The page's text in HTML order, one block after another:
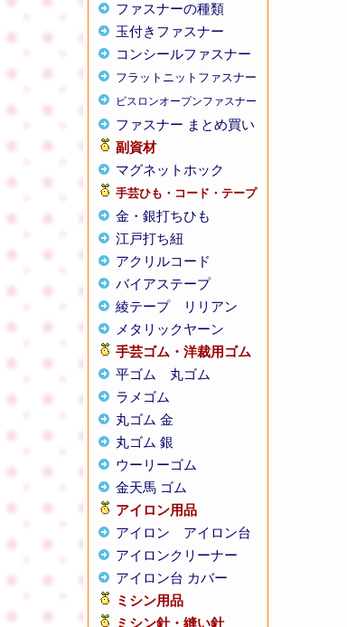
ファスナーの種類
玉付きファスナー
コンシールファスナー
フラットニットファスナー
ビスロンオープンファスナー
ファスナー まとめ買い
副資材
マグネットホック
手芸ひも・コード・テープ
金・銀打ちひも
江戸打ち紐
アクリルコード
バイアステープ
綾テープ
リリアン
メタリックヤーン
手芸ゴム・洋裁用ゴム
平ゴム
丸ゴム
ラメゴム
丸ゴム 金
丸ゴム 銀
ウーリーゴム
金天馬 ゴム
アイロン用品
アイロン
アイロン台
アイロンクリーナー
アイロン台 カバー
ミシン用品
ミシン針・縫い針